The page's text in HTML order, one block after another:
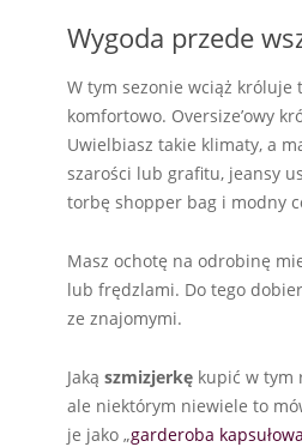
Wygoda przede
W tym sezonie wciąż
komfortowo. Oversize’owy
Uwielbiasz takie klimaty, a
szarości lub grafitu, jeansy
torbę shopper bag i modny
Masz ochotę na odrobinę
lub frędzlami. Do tego
ze znajomymi.
Jaką szmizjerkę kupić w tym
ale niektórym niewiele to
je jako „garderoba kapsułowa